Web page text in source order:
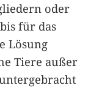
oder
für das
Lösung
Tiere außer